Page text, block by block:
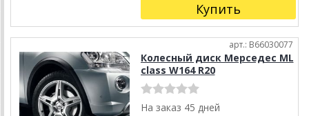
Купить
арт.: B66030077
Колесный диск Мерседес ML
class W164 R20
На заказ 45 дней